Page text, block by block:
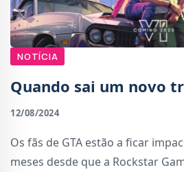
NOTÍCIA
Quando sai um novo
12/08/2024
Os fãs de GTA estão a ficar
meses desde que a Rockstar